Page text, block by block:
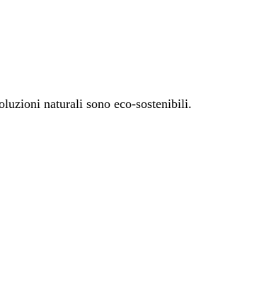
naturali sono eco-sostenibili.